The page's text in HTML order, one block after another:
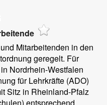
Mitarbeitenden in den
geregelt. Für
Nordrhein-Westfalen
für Lehrkräfte (ADO)
Sitz in Rheinland-Pfalz